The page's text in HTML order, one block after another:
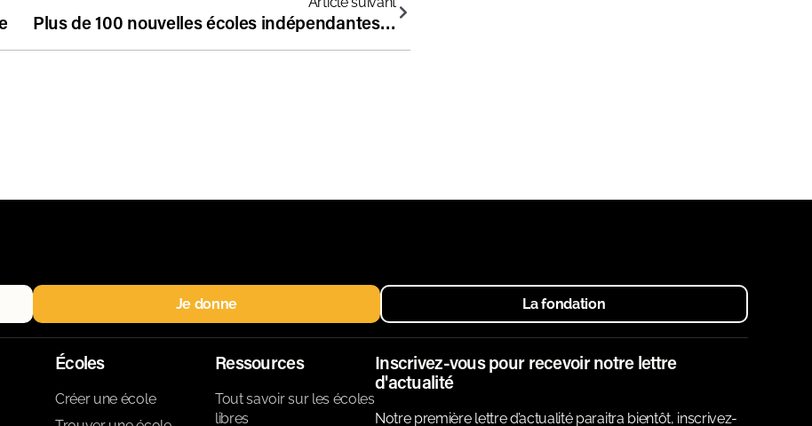
Plus de 100 nouvelles écoles indépendantes à la rentrée 2020 !
Je donne La fondation
Écoles
Créer une école
Ressources
Tout savoir sur les écoles
libres
Inscrivez-vous pour recevoir notre lettre
d'actualité
Notre première lettre d’actualité paraitra bientôt, inscrivez-